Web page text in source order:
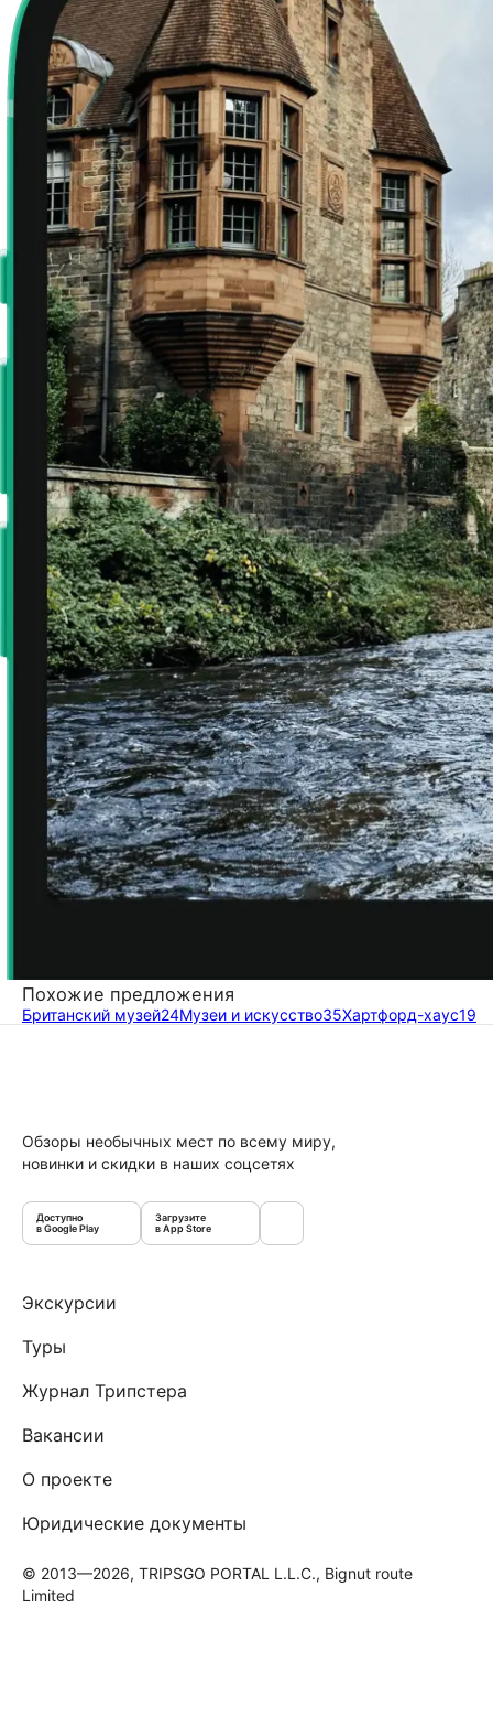
Похожие предложения
Британский музей24Музеи и искусство35Хартфорд-хаус19
Обзоры необычных мест по всему миру,
новинки и скидки в наших соцсетях
Доступно
в Google Play
Загрузите
в App Store
Экскурсии
Туры
Журнал Трипстера
Вакансии
О проекте
Юридические документы
© 2013—2026, TRIPSGO PORTAL L.L.C., Bignut route
Limited